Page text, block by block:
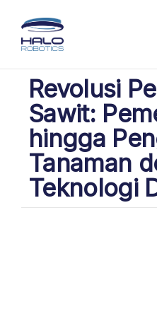
Revolusi
Sawit:
hingga
Tanaman
Teknologi